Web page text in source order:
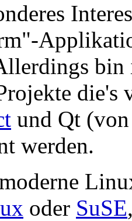
bin
die's
und Qt
werden.
oder SuSE